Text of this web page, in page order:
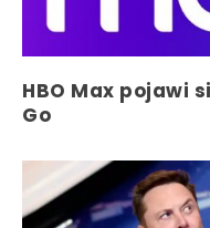
HBO Max pojawi
Go